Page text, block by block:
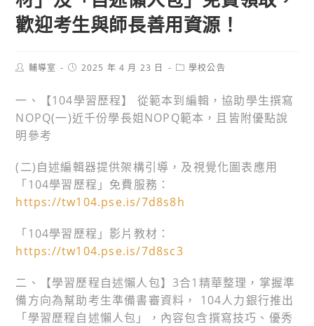
歡迎考生與師長善用資源！
Post輔導室
Post2025 年 4 月 23 日
Post學校公告
一、【104學習歷程】 從範本到編輯，協助學生撰寫
NOPQ(一)近千份學長姐NOPQ範本，且皆附優點說
明參考
(二)自述編輯器提供架構引導，及視覺化圖表應用
「104學習歷程」免費服務：
https://tw104.pse.is/7d8s8h
「104學習歷程」影片教材：
https://tw104.pse.is/7d8sc3
二、【學習歷程自述懶人包】3合1精華整理，掌握準
備方向為幫助考生準備書審資料， 104人力銀行推出
「學習歷程自述懶人包」，內容包含撰寫技巧、優秀